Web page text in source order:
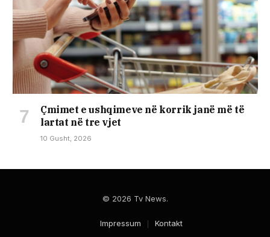
Çmimet e ushqimeve në korrik janë më të
lartat në tre vjet
10 Gusht, 2026
© 2026 Tv News.
Impressum Kontakt